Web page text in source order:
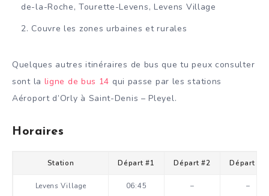
de-la-Roche, Tourette-Levens, Levens Village
Couvre les zones urbaines et rurales
Quelques autres itinéraires de bus que tu peux consulter
sont la ligne de bus 14 qui passe par les stations
Aéroport d’Orly à Saint-Denis – Pleyel.
Horaires
Station Départ #1 Départ #2 Départ #3
Levens Village 06:45 – –